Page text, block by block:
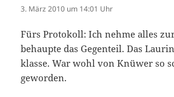
3. März 2010 um 14:01 Uhr
Fürs Protokoll: Ich nehme alles
behaupte das Gegenteil. Das
klasse. War wohl von Knüwer so
geworden.